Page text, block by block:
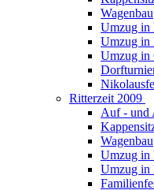
Wagenbau
Umzug in
Umzug in
Umzug in
Ritterzeit 2009
Auf - und
Wagenbau
Umzug in
Umzug in